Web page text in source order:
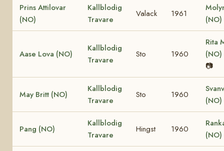
Prins Attilovar
(NO)
Kallblodig
Travare
Valack 1961
(NO)
Aase Lova (NO)
Kallblodig
Travare
Sto 1960
Rita
(NO)
📷
May Britt (NO)
Kallblodig
Travare
Sto 1960
(NO)
Pang (NO)
Kallblodig
Travare
Hingst 1960
(NO)